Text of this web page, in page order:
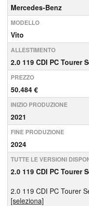
Mercedes-Benz
MODELLO
Vito
ALLESTIMENTO
2.0 119 CDI PC Tourer
PREZZO
50.484 €
INIZIO PRODUZIONE
2021
FINE PRODUZIONE
2024
TUTTE LE VERSIONI
2.0 119 CDI PC Tourer
2.0 119 CDI PC Tourer
[seleziona]